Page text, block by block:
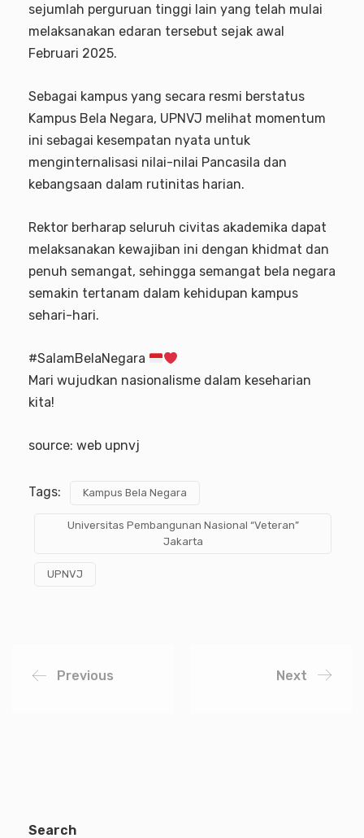
sejumlah perguruan tinggi lain yang telah mulai
melaksanakan edaran tersebut sejak awal
Februari 2025.
Sebagai kampus yang secara resmi berstatus
Kampus Bela Negara, UPNVJ melihat momentum
ini sebagai kesempatan nyata untuk
menginternalisasi nilai-nilai Pancasila dan
kebangsaan dalam rutinitas harian.
Rektor berharap seluruh civitas akademika dapat
melaksanakan kewajiban ini dengan khidmat dan
penuh semangat, sehingga semangat bela negara
semakin tertanam dalam kehidupan kampus
sehari-hari.
#SalamBelaNegara
Mari wujudkan nasionalisme dalam keseharian
kita!
source: web upnvj
Tags: Kampus Bela Negara
Universitas Pembangunan Nasional “Veteran”
Jakarta
UPNVJ
Previous Next
Search